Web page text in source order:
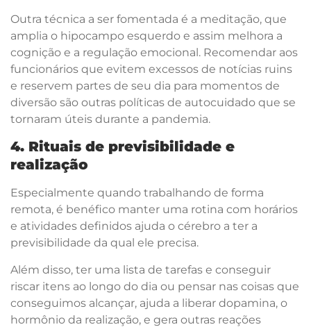
Outra técnica a ser fomentada é a meditação, que
amplia o hipocampo esquerdo e assim melhora a
cognição e a regulação emocional. Recomendar aos
funcionários que evitem excessos de notícias ruins
e reservem partes de seu dia para momentos de
diversão são outras políticas de autocuidado que se
tornaram úteis durante a pandemia.
4. Rituais de previsibilidade e
realização
Especialmente quando trabalhando de forma
remota, é benéfico manter uma rotina com horários
e atividades definidos ajuda o cérebro a ter a
previsibilidade da qual ele precisa.
Além disso, ter uma lista de tarefas e conseguir
riscar itens ao longo do dia ou pensar nas coisas que
conseguimos alcançar, ajuda a liberar dopamina, o
hormônio da realização, e gera outras reações